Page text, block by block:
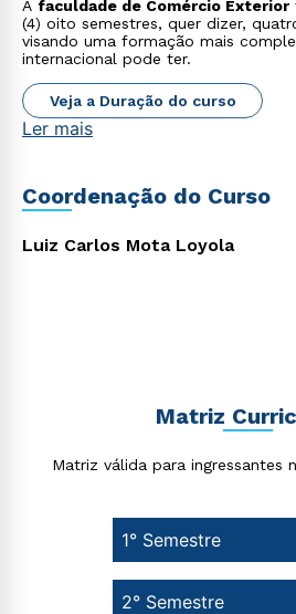
A faculdade de Comércio Exterior
(4) oito semestres, quer dizer,
visando uma formação mais
internacional pode ter.
Veja a Duração do curso
Ler mais
Coordenação do Curso
Luiz Carlos Mota Loyola
Matriz
Matriz válida para ingressantes
1° Semestre
2° Semestre
Estou de acordo com aPolítica de
autorizo que meus dados sejam